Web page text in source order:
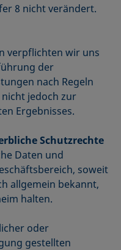
8 nicht verändert.
verpflichten wir uns
der
nach Regeln
jedoch zur
Ergebnisses.
Schutzrechte
Daten und
soweit
allgemein bekannt,
halten.
oder
gestellten